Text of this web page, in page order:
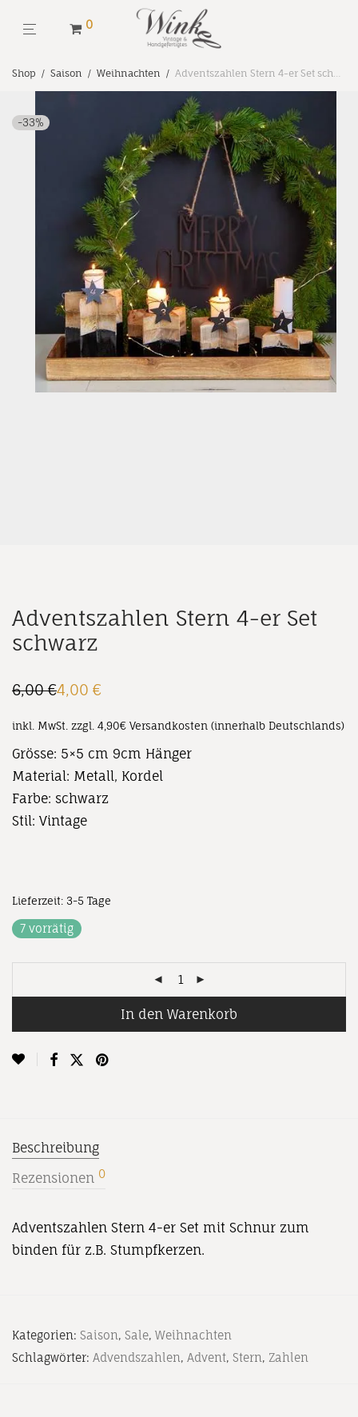
0
Shop / Saison / Weihnachten / Adventszahlen Stern 4-er Set schwarz
-33%
Adventszahlen Stern 4-er Set
schwarz
6,00€
Ursprünglicher
6,00 €
4,00 €
Aktueller
4,00 €.
inkl. MwSt. zzgl. 4,90€ Versandkosten (innerhalb Deutschlands)
Grösse: 5×5 cm 9cm Hänger
Material: Metall, Kordel
Farbe: schwarz
Stil: Vintage
Lieferzeit: 3-5 Tage
7 vorrätig
In den Warenkorb
Beschreibung
Rezensionen 0
Adventszahlen Stern 4-er Set mit Schnur zum
binden für z.B. Stumpfkerzen.
Kategorien: Saison, Sale, Weihnachten
Schlagwörter: Advendszahlen, Advent, Stern, Zahlen